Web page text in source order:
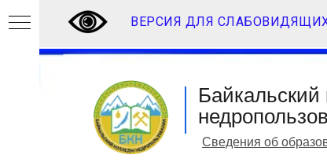
ВЕРСИЯ ДЛЯ
Байкальский
Сведения об